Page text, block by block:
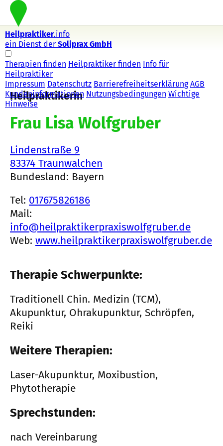
Heilpraktiker.info
ein Dienst der Soliprax GmbH
Therapien finden Heilpraktiker finden Info für
Heilpraktiker
Impressum Datenschutz Barrierefreiheitserklärung AGB
Kundeninformationen Nutzungsbedingungen Wichtige
Hinweise
Heilpraktikerin
Frau Lisa Wolfgruber
Lindenstraße 9
83374 Traunwalchen
Bundesland: Bayern
Tel: 017675826186
Mail:
info@heilpraktikerpraxiswolfgruber.de
Web: www.heilpraktikerpraxiswolfgruber.de
Therapie Schwerpunkte:
Traditionell Chin. Medizin (TCM),
Akupunktur, Ohrakupunktur, Schröpfen,
Reiki
Weitere Therapien:
Laser-Akupunktur, Moxibustion,
Phytotherapie
Sprechstunden:
nach Vereinbarung